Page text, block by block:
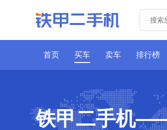
首页 买车 卖车 排行榜
铁甲二手机